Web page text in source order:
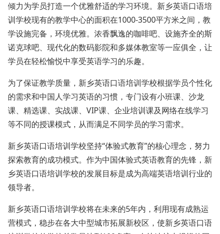
倾力为学员打造一个优雅舒适的学习环境。新乡英语口语培
训学校现有的教学中心的面积在1000-3500平方米之间，教
学设施完备，环境优雅。浓香飘逸的咖啡吧、设施齐全的斯
诺克球吧、现代化的数码影院和多媒体教室等一应俱全，让
学员在轻松愉悦中享受英语学习的乐趣。
为了保证教学质量，新乡英语口语培训学校根据学员个性化
的需求和中国人学习英语的习惯，专门设有小班课、沙龙
课、精选课、实战课、VIP课、企业培训课及网络在线学习
等不同的授课模式，从而满足不同学员的学习需求。
新乡英语口语培训学校坚持“体验式教育”的核心理念，努力
探索教育的成功模式。作为中国体验式英语教育的先锋，新
乡英语口语培训学校的发展目标是成为高端英语培训行业的
领导者。
新乡英语口语培训学校将在未来的5年内，利用现有成熟运
营模式，稳步在各大中型城市拓展新校区，使新乡英语口语